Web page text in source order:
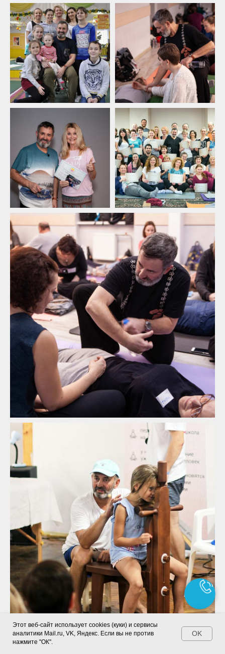
Этот веб-сайт использует cookies (куки) и сервисы
аналитики Mail.ru, VK, Яндекс. Если вы не против
нажмите "ОК".
OK